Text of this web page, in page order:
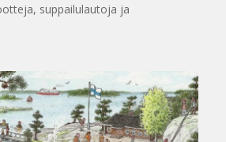
suppailulautoja ja